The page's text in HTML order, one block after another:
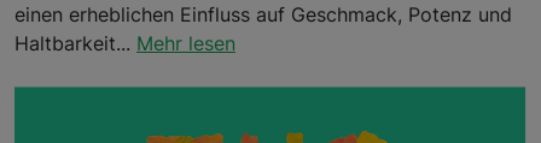
einen erheblichen Einfluss auf Geschmack, Potenz und
Haltbarkeit... Mehr lesen